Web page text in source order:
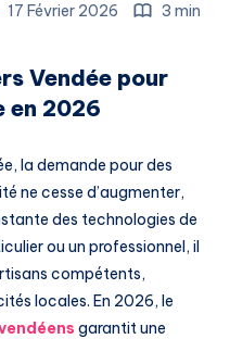
17 Février 2026 3 min
Vendée pour
en 2026
la demande pour des
ne cesse d’augmenter,
des technologies de
ou un professionnel, il
compétents,
locales. En 2026, le
garantit une